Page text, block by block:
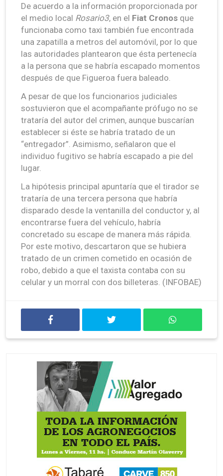
De acuerdo a la información proporcionada por
el medio local Rosario3, en el Fiat Cronos que
funcionaba como taxi también fue encontrada
una zapatilla a metros del automóvil, por lo que
las autoridades plantearon que ésta pertenecía
a la persona que se habría escapado momentos
después de que Figueroa fuera baleado.
A pesar de que los funcionarios judiciales
sostuvieron que el acompañante prófugo no se
trataría del autor del crimen, aunque buscarían
establecer si éste se habría tratado de un
“entregador”. Asimismo, señalaron que el
individuo fugitivo se habría escapado a pie del
lugar.
La hipótesis principal apuntaría que el tirador se
trataría de una tercera persona que habría
disparado desde la ventanilla del conductor y, al
encontrarse fuera del vehículo, habría
concretado su escape de manera más rápida.
Por este motivo, descartaron que se hubiera
tratado de un crimen cometido en ocasión de
robo, debido a que el taxista contaba con su
celular y un morral con dos billeteras. (INFOBAE)